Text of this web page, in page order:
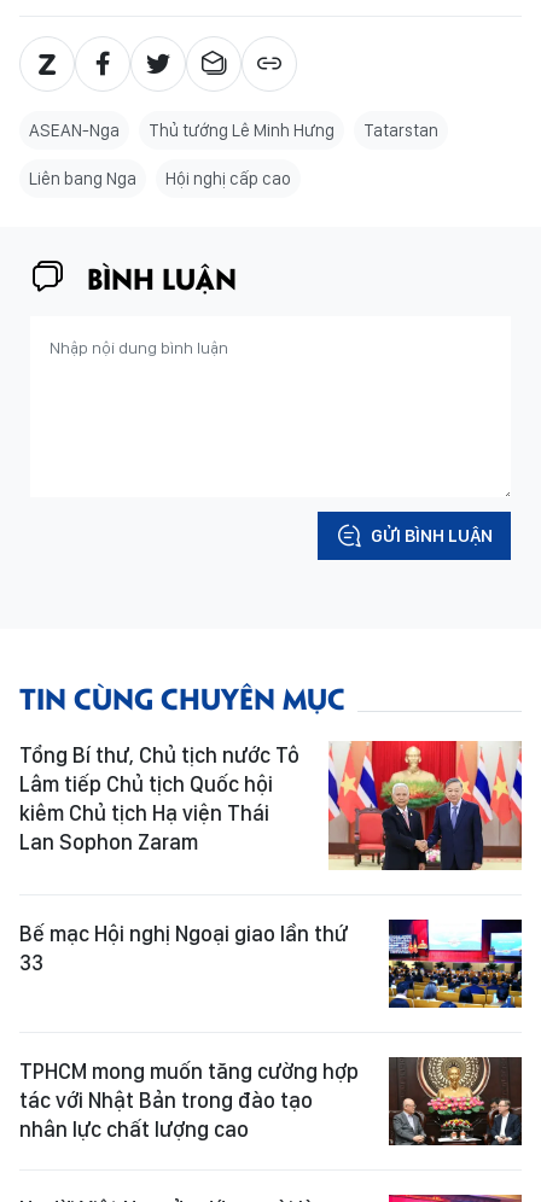
ASEAN-Nga Thủ tướng Lê Minh Hưng Tatarstan
Liên bang Nga Hội nghị cấp cao
BÌNH LUẬN
GỬI BÌNH LUẬN
TIN CÙNG CHUYÊN MỤC
Tổng Bí thư, Chủ tịch nước Tô
Lâm tiếp Chủ tịch Quốc hội
kiêm Chủ tịch Hạ viện Thái
Lan Sophon Zaram
Bế mạc Hội nghị Ngoại giao lần thứ
33
TPHCM mong muốn tăng cường hợp
tác với Nhật Bản trong đào tạo
nhân lực chất lượng cao